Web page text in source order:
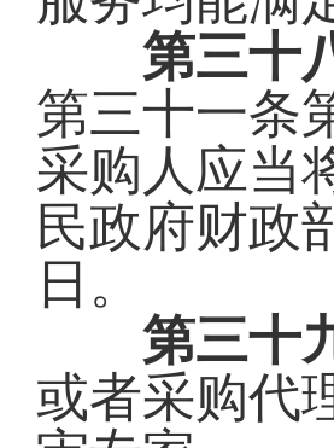
第三十
第三十一条
采购人应当
民政府财政
日。
第三十
或者采购代